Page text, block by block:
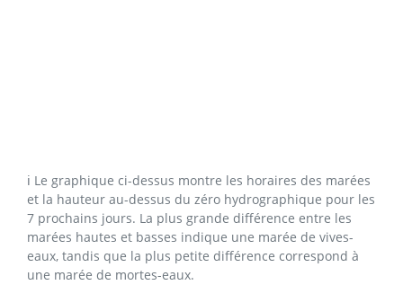
ℹ️ Le graphique ci-dessus montre les horaires des marées
et la hauteur au-dessus du zéro hydrographique pour les
7 prochains jours. La plus grande différence entre les
marées hautes et basses indique une marée de vives-
eaux, tandis que la plus petite différence correspond à
une marée de mortes-eaux.